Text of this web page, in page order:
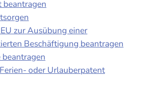
beantragen
zur Ausübung einer
Beschäftigung beantragen
oder Urlauberpatent